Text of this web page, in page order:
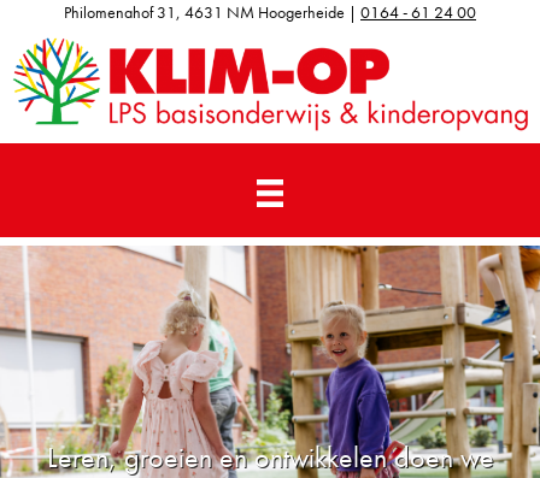
Philomenahof 31, 4631 NM Hoogerheide | 0164 - 61 24 00
Leren, groeien en ontwikkelen doen we